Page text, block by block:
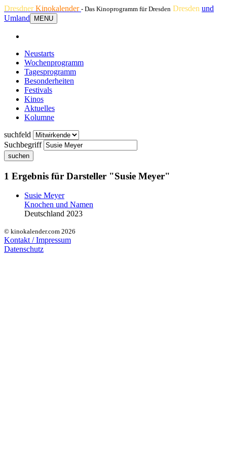
DresdnerKinokalender - Das Kinoprogramm für Dresden Dresden und
Umland
MENU
Neustarts
Wochenprogramm
Tagesprogramm
Besonderheiten
Festivals
Kinos
Aktuelles
Kolumne
suchfeld
Suchbegriff
suchen
1 Ergebnis für Darsteller "Susie Meyer"
Susie Meyer
Knochen und Namen
Deutschland 2023
© kinokalender.com 2026
Kontakt / Impressum
Datenschutz